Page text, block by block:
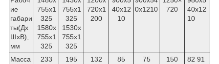
ие
габари
ты(Дх
ШхВ),
мм
755x1
325
1580x
755x1
325
755x1
325
1530x
755x1
325
720x1
200
40x12
10
0x1210
720
40x12
10
Масса
233
195
132
85
75
150
82 91